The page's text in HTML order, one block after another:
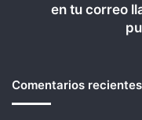
en tu correo
Comentarios recientes